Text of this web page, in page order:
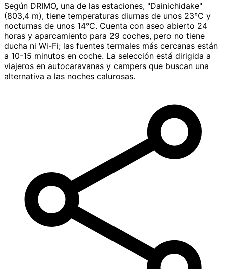
Según DRIMO, una de las estaciones, "Dainichidake"
(803,4 m), tiene temperaturas diurnas de unos 23°C y
nocturnas de unos 14°C. Cuenta con aseo abierto 24
horas y aparcamiento para 29 coches, pero no tiene
ducha ni Wi-Fi; las fuentes termales más cercanas están
a 10-15 minutos en coche. La selección está dirigida a
viajeros en autocaravanas y campers que buscan una
alternativa a las noches calurosas.